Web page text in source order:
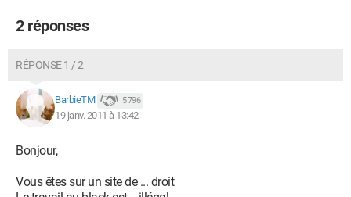
2 réponses
RÉPONSE 1 / 2
BarbieTM 5 796
19 janv. 2011 à 13:42
Bonjour,
Vous êtes sur un site de ... droit